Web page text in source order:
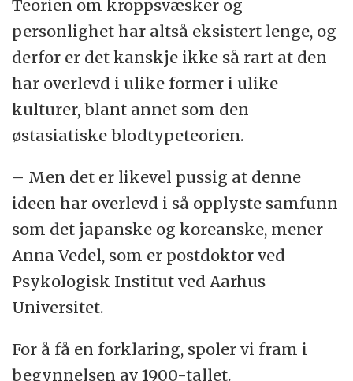
Teorien om kroppsvæsker og
personlighet har altså eksistert lenge, og
derfor er det kanskje ikke så rart at den
har overlevd i ulike former i ulike
kulturer, blant annet som den
østasiatiske blodtypeteorien.
– Men det er likevel pussig at denne
ideen har overlevd i så opplyste samfunn
som det japanske og koreanske, mener
Anna Vedel, som er postdoktor ved
Psykologisk Institut ved Aarhus
Universitet.
For å få en forklaring, spoler vi fram i
begynnelsen av 1900-tallet.